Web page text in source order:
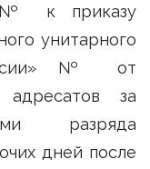
№ к приказу
унитарного
№ от
за
разряда
дней после